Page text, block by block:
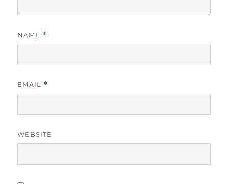
NAME *
EMAIL *
WEBSITE